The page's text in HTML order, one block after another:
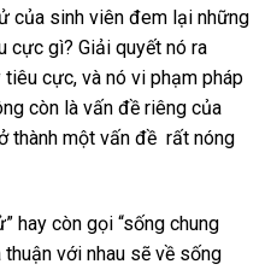
của sinh viên đem lại những
cực gì? Giải quyết nó ra
cực, và nó vi phạm pháp
còn là vấn đề riêng của
thành một vấn đề rất nóng
hay còn gọi “sống chung
với nhau sẽ về sống